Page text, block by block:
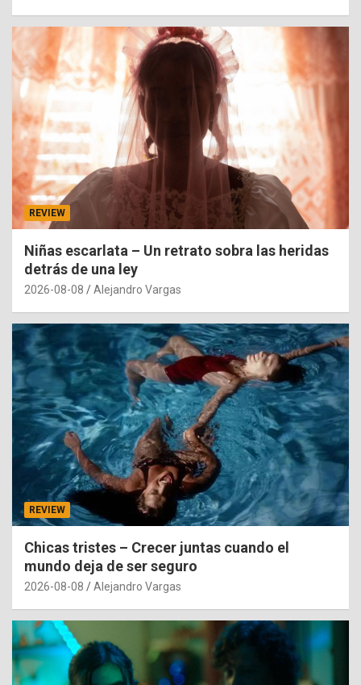
REVIEW
Niñas escarlata – Un retrato sobra las heridas
detrás de una ley
2026-08-08 Alejandro Vargas
REVIEW
Chicas tristes – Crecer juntas cuando el
mundo deja de ser seguro
2026-08-08 Alejandro Vargas